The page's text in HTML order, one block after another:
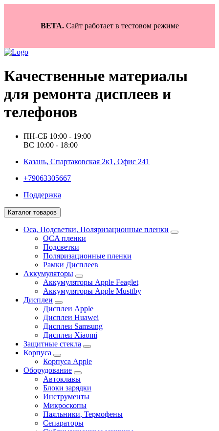
BETA.Сайт работает в тестовом режиме
Качественные материалы
для ремонта дисплеев и
телефонов
ПН-СБ 10:00 - 19:00
ВС 10:00 - 18:00
Казань, Спартаковская 2к1, Офис 241
+79063305667
Поддержка
Каталог товаров
Oca, Подсветки, Поляризационные пленки
OCA пленки
Подсветки
Поляризационные пленки
Рамки Дисплеев
Аккумуляторы
Аккумуляторы Apple Feaglet
Аккумуляторы Apple Musttby
Дисплеи
Дисплеи Apple
Дисплеи Huawei
Дисплеи Samsung
Дисплеи Xiaomi
Защитные стекла
Корпуса
Корпуса Apple
Оборудование
Автоклавы
Блоки зарядки
Инструменты
Микроскопы
Паяльники, Термофены
Сепараторы